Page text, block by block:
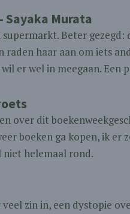
Sayaka Murata
Beter
haar aan om iets
er wel in meegaan. Een
over dit
boeken ga kopen, ik er
helemaal rond.
zin in, een dystopie